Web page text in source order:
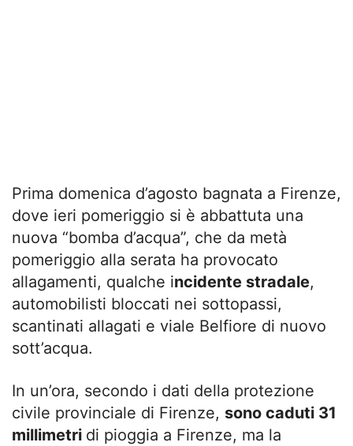
Prima domenica d’agosto bagnata a Firenze,
dove ieri pomeriggio si è abbattuta una
nuova “bomba d’acqua”, che da metà
pomeriggio alla serata ha provocato
allagamenti, qualche incidente stradale,
automobilisti bloccati nei sottopassi,
scantinati allagati e viale Belfiore di nuovo
sott’acqua.
In un’ora, secondo i dati della protezione
civile provinciale di Firenze, sono caduti 31
millimetri di pioggia a Firenze, ma la